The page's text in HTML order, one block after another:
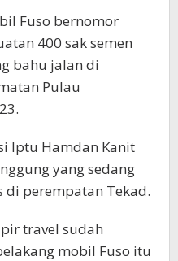
Fuso bernomor
400 sak semen
bahu jalan di
Pulau
Iptu Hamdan Kanit
yang sedang
perempatan Tekad.
travel sudah
mobil Fuso itu